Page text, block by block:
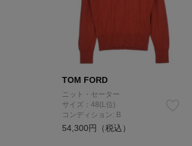
TOM FORD
ニット・セーター
サイズ：48(L位)
コンディション: B
54,300円（税込）